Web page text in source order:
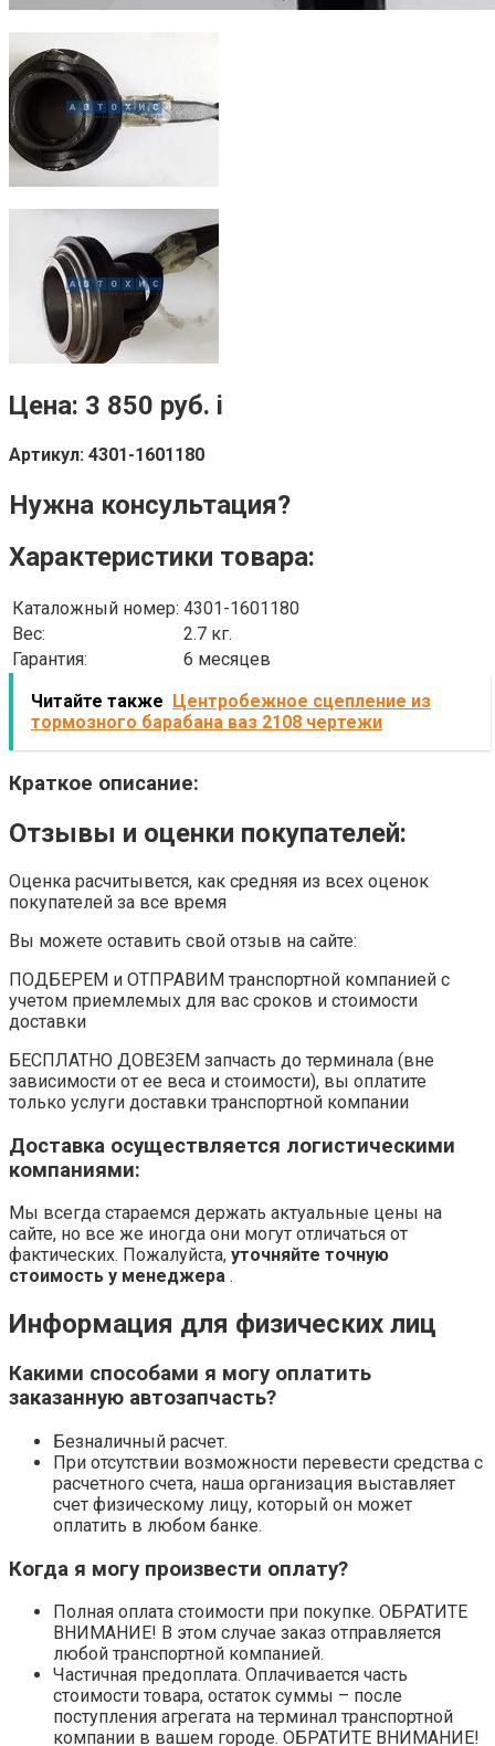
Цена: 3 850 руб. i
Артикул: 4301-1601180
Нужна консультация?
Характеристики товара:
Каталожный номер: 4301-1601180
Вес:
2.7 кг.
Гарантия:
6 месяцев
Читайте также
Центробежное сцепление из
тормозного барабана ваз 2108 чертежи
Краткое описание:
Отзывы и оценки покупателей:
Оценка расчитывется, как средняя из всех оценок
покупателей за все время
Вы можете оставить свой отзыв на сайте:
ПОДБЕРЕМ и ОТПРАВИМ транспортной компанией с
учетом приемлемых для вас сроков и стоимости
доставки
БЕСПЛАТНО ДОВЕЗЕМ запчасть до терминала (вне
зависимости от ее веса и стоимости), вы оплатите
только услуги доставки транспортной компании
Доставка осуществляется логистическими
компаниями:
Мы всегда стараемся держать актуальные цены на
сайте, но все же иногда они могут отличаться от
фактических. Пожалуйста, уточняйте точную
стоимость у менеджера .
Информация для физических лиц
Какими способами я могу оплатить
заказанную автозапчасть?
Безналичный расчет.
При отсутствии возможности перевести средства с
расчетного счета, наша организация выставляет
счет физическому лицу, который он может
оплатить в любом банке.
Когда я могу произвести оплату?
Полная оплата стоимости при покупке. ОБРАТИТЕ
ВНИМАНИЕ! В этом случае заказ отправляется
любой транспортной компанией.
Частичная предоплата. Оплачивается часть
стоимости товара, остаток суммы – после
поступления агрегата на терминал транспортной
компании в вашем городе. ОБРАТИТЕ ВНИМАНИЕ!